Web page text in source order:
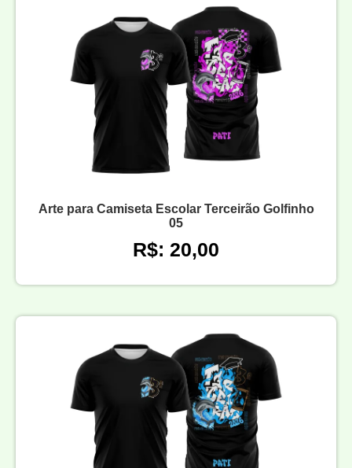
Arte para Camiseta Escolar Terceirão Golfinho
05
R$: 20,00